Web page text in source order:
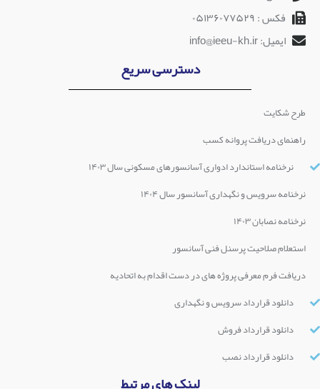
فکس : ۰۵۱۳۶۰۷۷۵۲۹
ایمیل: info@ieeu-kh.ir
دسترسی سریع
طرح شکایت
راهنمای دریافت پروانه کسب
نرخنامه استاندارد ادواری آسانسورهای مسکونی سال ۱۴۰۳
نرخنامه سرویس و نگهداری آسانسور سال ۱۴۰۴
نرخنامه نصابان ۱۴۰۳
استعلام صلاحیت پرسنل فنی آسانسور
دریافت فرم معرفی پروژه های در دست اقدام به اتحادیه
دانلود قرارداد سرویس و نگهداری
دانلود قرارداد فروش
دانلود قرارداد نصب